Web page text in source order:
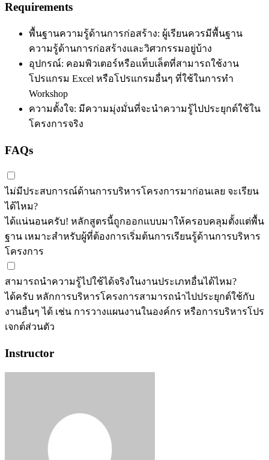
Requirements
พื้นฐานความรู้ด้านการก่อสร้าง: ผู้เรียนควรมีพื้นฐาน
ความรู้ด้านการก่อสร้างและวิศวกรรมอยู่บ้าง
อุปกรณ์: คอมพิวเตอร์หรือแท็บเล็ตที่สามารถใช้งาน
โปรแกรม Excel หรือโปรแกรมอื่นๆ ที่ใช้ในการทำ
Workshop
ความตั้งใจ: มีความมุ่งมั่นที่จะนำความรู้ไปประยุกต์ใช้ใน
โครงการจริง
FAQs
ไม่มีประสบการณ์ด้านการบริหารโครงการมาก่อนเลย จะเรียน
ได้ไหม?
ได้แน่นอนครับ! หลักสูตรนี้ถูกออกแบบมาให้ครอบคลุมตั้งแต่พื้น
ฐาน เหมาะสำหรับผู้ที่ต้องการเริ่มต้นการเรียนรู้ด้านการบริหาร
โครงการ
สามารถนำความรู้ไปใช้ได้จริงในงานประเภทอื่นได้ไหม?
ได้ครับ หลักการบริหารโครงการสามารถนำไปประยุกต์ใช้กับ
งานอื่นๆ ได้ เช่น การวางแผนงานในองค์กร หรือการบริหารโปร
เจกต์ส่วนตัว
Instructor